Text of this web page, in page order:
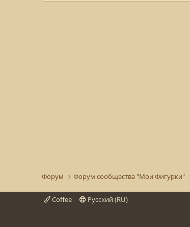
Форум Форум сообщества "Мои Фигурки"
Coffee Русский (RU)